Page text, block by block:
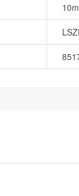
10m